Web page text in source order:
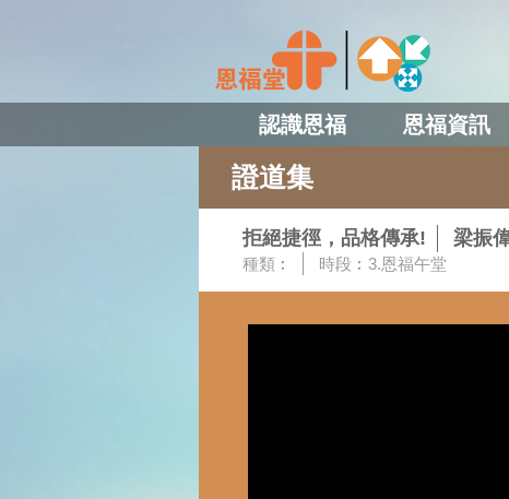
認識恩福 恩福資訊
證道集
拒絕捷徑，品格傳承! 梁振
種類︰ 時段︰ 3.恩福午堂